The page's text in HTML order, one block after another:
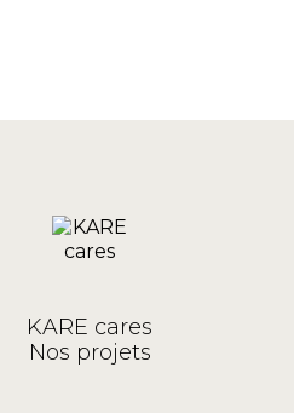
KARE cares
Nos projets